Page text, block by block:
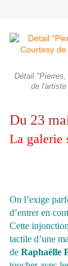
Détail
de
Du 23
La galerie
On l’exige
d’entrer en
Cette
tactile d’une
de Raphaëlle